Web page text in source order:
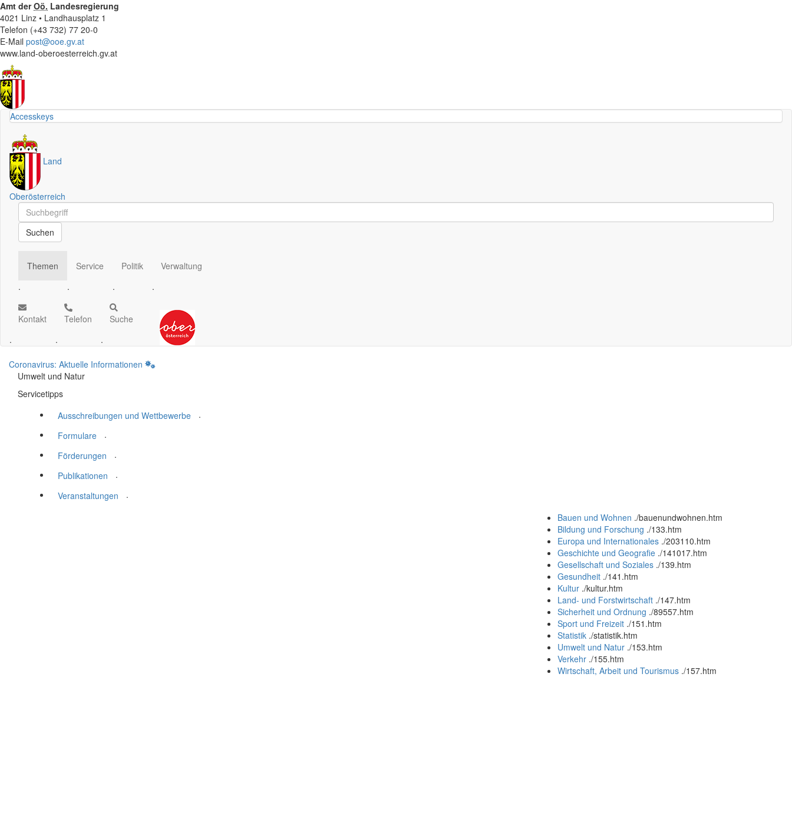
Amt derOö. Landesregierung
4021 Linz • Landhausplatz 1
Telefon (+43 732) 77 20-0
E-Mail post@ooe.gv.at
www.land-oberoesterreich.gv.at
Accesskeys
Land
Oberösterreich
Schnellsuche
Schnellsuche
Suchen
Themen
.
Service
.
Politik
.
Verwaltung
.
Kontakt
.
Telefon
.
Suche
.
Coronavirus: Aktuelle Informationen
Umwelt und Natur
Servicetipps
Ausschreibungen und Wettbewerbe
.
Formulare
.
Förderungen
.
Publikationen
.
Veranstaltungen
.
Bauen und Wohnen ./bauenundwohnen.htm
Bildung und Forschung ./133.htm
Europa und Internationales ./203110.htm
Geschichte und Geografie ./141017.htm
Gesellschaft und Soziales ./139.htm
Gesundheit ./141.htm
Kultur ./kultur.htm
Land- und Forstwirtschaft ./147.htm
Sicherheit und Ordnung ./89557.htm
Sport und Freizeit ./151.htm
Statistik ./statistik.htm
Umwelt und Natur ./153.htm
Verkehr ./155.htm
Wirtschaft, Arbeit und Tourismus ./157.htm